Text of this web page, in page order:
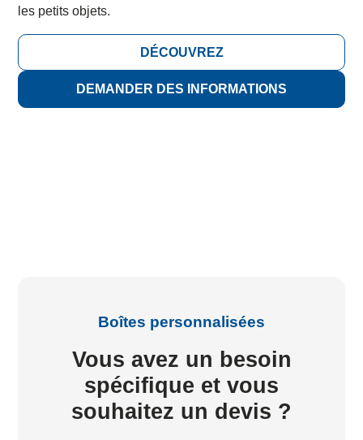
les petits objets.
DÉCOUVREZ
DEMANDER DES INFORMATIONS
Boîtes personnalisées
Vous avez un besoin
spécifique et vous
souhaitez un devis ?